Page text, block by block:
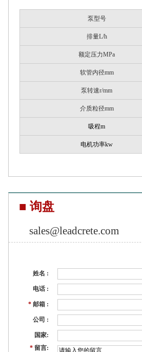
泵型号
排量L/h
额定压力MPa
软管内径mm
泵转速r/mm
介质粒径mm
吸程m
电机功率kw
■ 询盘
sales@leadcrete.com
姓名 :
电话 :
* 邮箱 :
公司 :
国家:
* 留言: